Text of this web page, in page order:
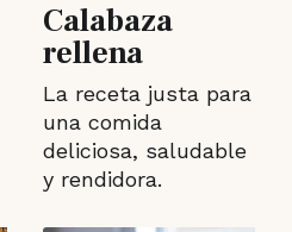
Calabaza
rellena
La receta justa para
una comida
deliciosa, saludable
y rendidora.